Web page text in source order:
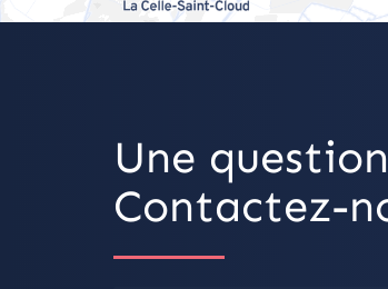
Une
Contactez-